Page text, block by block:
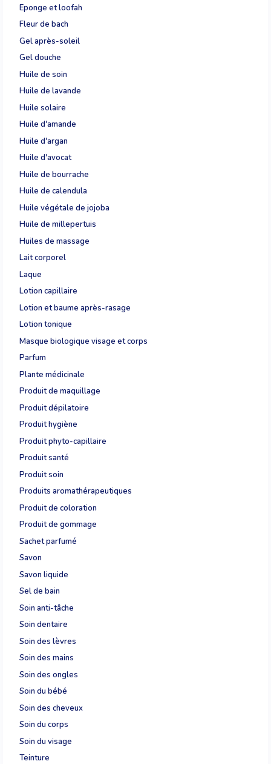
Eponge et loofah
Fleur de bach
Gel après-soleil
Gel douche
Huile de soin
Huile de lavande
Huile solaire
Huile d'amande
Huile d'argan
Huile d'avocat
Huile de bourrache
Huile de calendula
Huile végétale de jojoba
Huile de millepertuis
Huiles de massage
Lait corporel
Laque
Lotion capillaire
Lotion et baume après-rasage
Lotion tonique
Masque biologique visage et corps
Parfum
Plante médicinale
Produit de maquillage
Produit dépilatoire
Produit hygiène
Produit phyto-capillaire
Produit santé
Produit soin
Produits aromathérapeutiques
Produit de coloration
Produit de gommage
Sachet parfumé
Savon
Savon liquide
Sel de bain
Soin anti-tâche
Soin dentaire
Soin des lèvres
Soin des mains
Soin des ongles
Soin du bébé
Soin des cheveux
Soin du corps
Soin du visage
Teinture